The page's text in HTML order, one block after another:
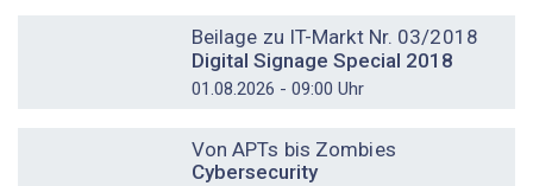
Beilage zu IT-Markt Nr. 03/2018
Digital Signage Special 2018
01.08.2026 - 09:00 Uhr
Von APTs bis Zombies
Cybersecurity